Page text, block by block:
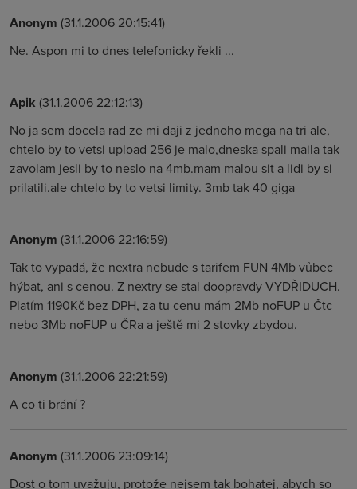
Anonym (31.1.2006 20:15:41)
Ne. Aspon mi to dnes telefonicky řekli ...
Apik (31.1.2006 22:12:13)
No ja sem docela rad ze mi daji z jednoho mega na tri ale,
chtelo by to vetsi upload 256 je malo,dneska spali maila tak
zavolam jesli by to neslo na 4mb.mam malou sit a lidi by si
prilatili.ale chtelo by to vetsi limity. 3mb tak 40 giga
Anonym (31.1.2006 22:16:59)
Tak to vypadá, že nextra nebude s tarifem FUN 4Mb vůbec
hýbat, ani s cenou. Z nextry se stal doopravdy VYDŘIDUCH.
Platím 1190Kč bez DPH, za tu cenu mám 2Mb noFUP u Čtc
nebo 3Mb noFUP u ČRa a ještě mi 2 stovky zbydou.
Anonym (31.1.2006 22:21:59)
A co ti brání ?
Anonym (31.1.2006 23:09:14)
Dost o tom uvažuju, protože nejsem tak bohatej, abych so